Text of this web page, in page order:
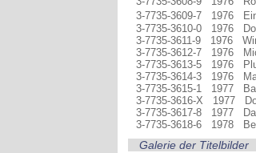
3-7735-3609-7 1976
3-7735-3610-0 1976
3-7735-3611-9 1976
3-7735-3612-7 1976
3-7735-3613-5 1976
3-7735-3614-3 1976
3-7735-3615-1 1977
3-7735-3616-X 1977
3-7735-3617-8 1977
3-7735-3618-6 1978
Galerie der Titelbilder